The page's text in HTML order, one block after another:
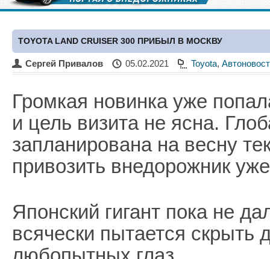
TOYOTA LAND CRUISER 300 ПРИБЫЛ В МОСКВУ
Сергей Привалов 05.02.2021 Toyota,
Громкая новинка уже
и цель визита не ясна.
запланирована на весну
привозить внедорожник
Японский гигант пока не
всячески пытается скрыть